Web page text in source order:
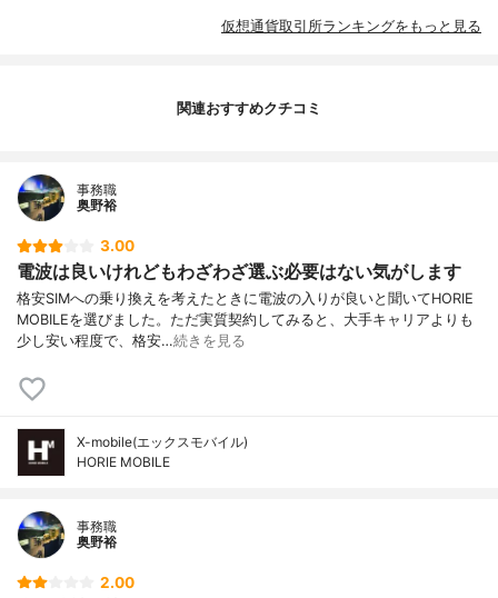
仮想通貨取引所ランキングをもっと見る
関連おすすめクチコミ
事務職
奥野裕
3.00
電波は良いけれどもわざわざ選ぶ必要はない気がします
格安SIMへの乗り換えを考えたときに電波の入りが良いと聞いてHORIE
MOBILEを選びました。ただ実質契約してみると、大手キャリアよりも
少し安い程度で、格安…続きを見る
X-mobile(エックスモバイル)
HORIE MOBILE
事務職
奥野裕
2.00